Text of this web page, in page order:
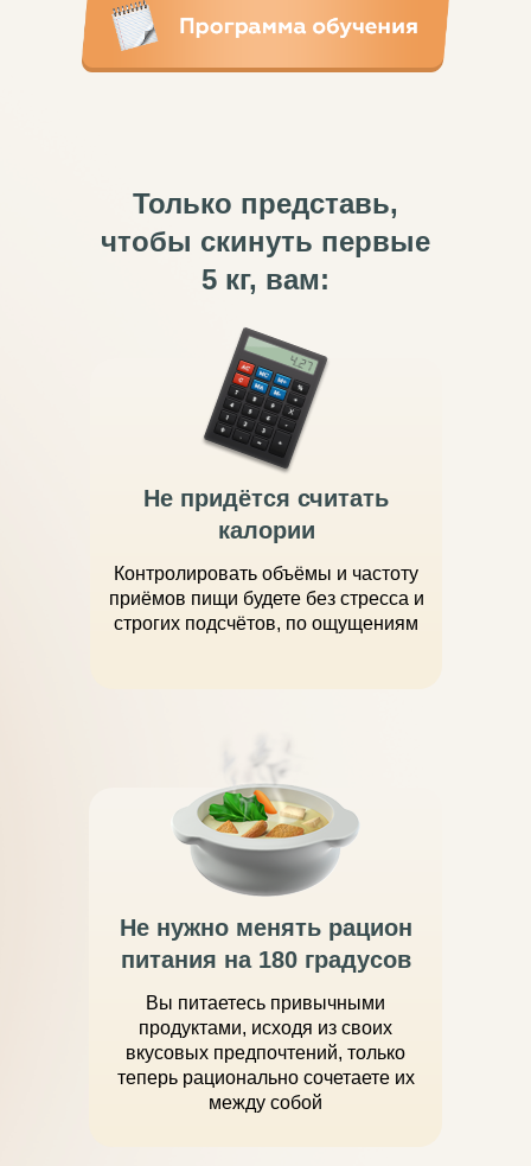
Не придётся считать
калории
Контролировать объёмы и частоту
приёмов пищи будете без стресса и
строгих подсчётов, по ощущениям
Не нужно менять рацион
питания на 180 градусов
Вы питаетесь привычными
продуктами, исходя из своих
вкусовых предпочтений, только
теперь рационально сочетаете их
между собой
Только представь,
чтобы скинуть первые
5 кг, вам: